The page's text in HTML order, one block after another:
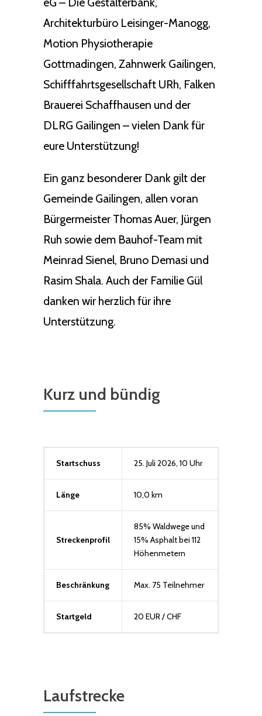
Architekturbüro Leisinger-Manogg,
Motion Physiotherapie
Gottmadingen, Zahnwerk Gailingen,
Schifffahrtsgesellschaft URh, Falken
Brauerei Schaffhausen und der
DLRG Gailingen – vielen Dank für
eure Unterstützung!
Ein ganz besonderer Dank gilt der
Gemeinde Gailingen, allen voran
Bürgermeister Thomas Auer, Jürgen
Ruh sowie dem Bauhof-Team mit
Meinrad Sienel, Bruno Demasi und
Rasim Shala. Auch der Familie Gül
danken wir herzlich für ihre
Unterstützung.
Kurz und bündig
Startschuss 25. Juli 2026, 10 Uhr
Länge 10,0 km
Streckenprofil
85% Waldwege und
15% Asphalt bei 112
Höhenmetern
Beschränkung Max. 75 Teilnehmer
Startgeld 20 EUR / CHF
Laufstrecke